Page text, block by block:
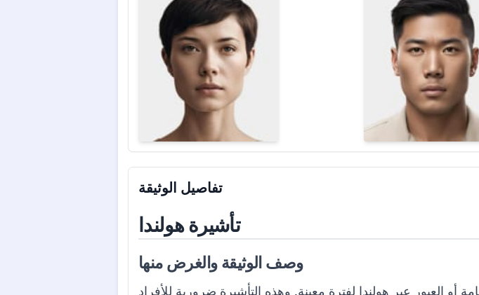
تفاصيل الوثيقة
تأشيرة هولندا
وصف الوثيقة والغرض منها
أو العبور عبر هولندا لفترة معينة. وهذه التأشيرة ضرورية للأفراد